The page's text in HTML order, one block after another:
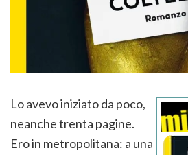
Lo avevo iniziato da poco,
neanche trenta pagine.
Ero in metropolitana: a una